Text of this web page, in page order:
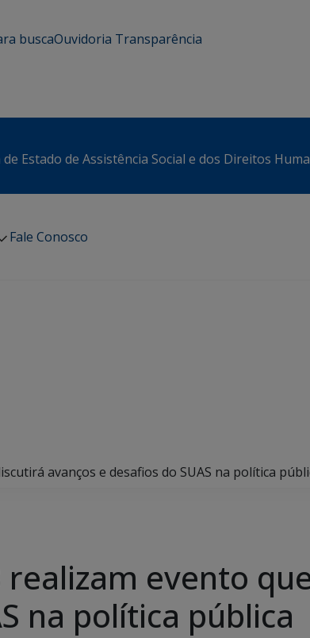
buscaOuvidoria Transparência
Estado de Assistência Social e dos Direitos
Fale Conosco
avanços e desafios do SUAS na política
realizam evento
na política pública